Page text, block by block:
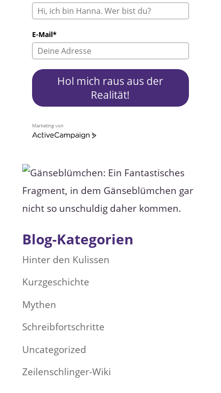
E-Mail*
Hol mich raus aus der
Realität!
Marketing von
A
e
a
p
Blog-Kategorien
Hinter den Kulissen
Kurzgeschichte
Mythen
Schreibfortschritte
Uncategorized
Zeilenschlinger-Wiki